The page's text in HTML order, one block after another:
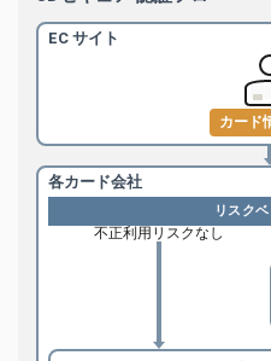
EC サイト
カード
各カード会社
リスク
不正利用リスクなし